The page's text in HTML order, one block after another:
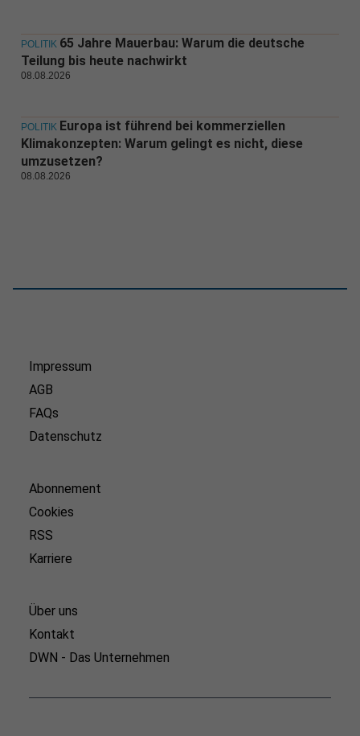
POLITIK 65 Jahre Mauerbau: Warum die deutsche
Teilung bis heute nachwirkt
08.08.2026
POLITIK Europa ist führend bei kommerziellen
Klimakonzepten: Warum gelingt es nicht, diese
umzusetzen?
08.08.2026
Impressum
AGB
FAQs
Datenschutz
Abonnement
Cookies
RSS
Karriere
Über uns
Kontakt
DWN - Das Unternehmen